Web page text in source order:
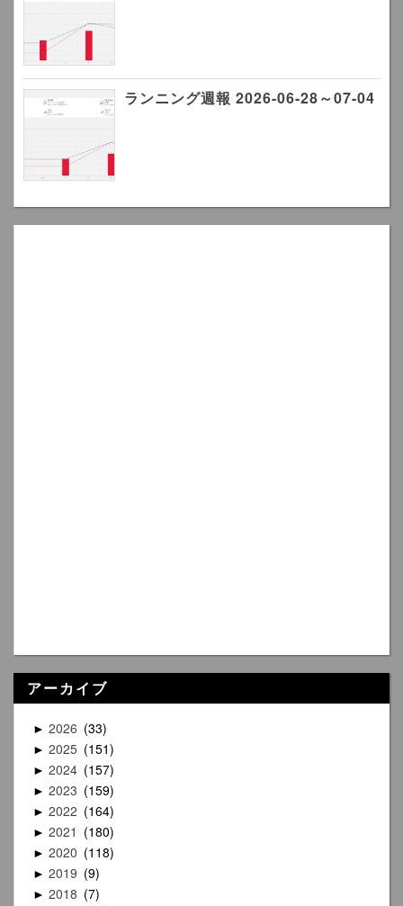
ランニング週報 2026-06-28～07-04
アーカイブ
► 2026 33
► 2025 151
► 2024 157
► 2023 159
► 2022 164
► 2021 180
► 2020 118
► 2019 9
► 2018 7